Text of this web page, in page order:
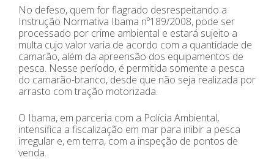
No defeso, quem for flagrado desrespeitando a
Instrução Normativa Ibama nº189/2008, pode ser
processado por crime ambiental e estará sujeito a
multa cujo valor varia de acordo com a quantidade de
camarão, além da apreensão dos equipamentos de
pesca. Nesse período, é permitida somente a pesca
do camarão-branco, desde que não seja realizada por
arrasto com tração motorizada.
O Ibama, em parceria com a Polícia Ambiental,
intensifica a fiscalização em mar para inibir a pesca
irregular e, em terra, com a inspeção de pontos de
venda.